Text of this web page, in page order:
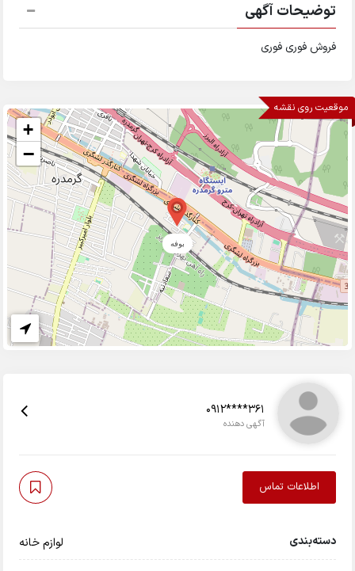
توضیحات آگهی
فروش فوری فوری
موقعیت روی نقشه
بوفه
+
−
0912****361
آگهی دهنده
اطلاعات تماس
دسته‌بندی لوازم خانه